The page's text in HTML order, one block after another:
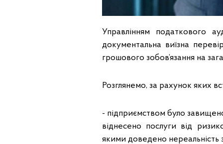
Управлінням податкового
документальна виїзна
грошового зобов’язання на
Розглянемо, за рахунок яких
- підприємством було
віднесено послуги від
якими доведено нереальність